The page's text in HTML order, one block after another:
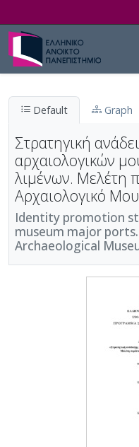
Default Graph
Στρατηγική
αρχαιολογικών
λιμένων. Μελέτη
Αρχαιολογικό
Identity promotion
museum major
Archaeological